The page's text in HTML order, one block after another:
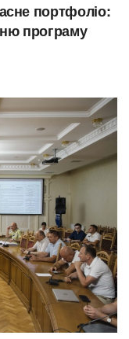
портфоліо:
програму